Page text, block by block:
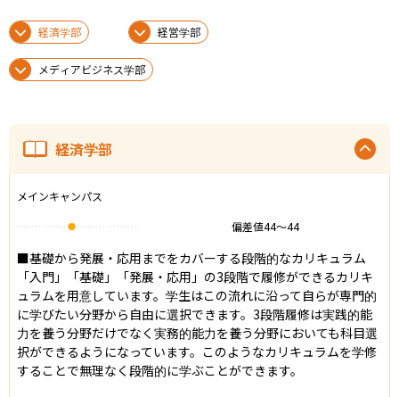
経済学部 経営学部
メディアビジネス学部
経済学部
メインキャンパス
偏差値44〜44
■基礎から発展・応用までをカバーする段階的なカリキュラム
「入門」「基礎」「発展・応用」の3段階で履修ができるカリキ
ュラムを用意しています。学生はこの流れに沿って自らが専門的
に学びたい分野から自由に選択できます。3段階履修は実践的能
力を養う分野だけでなく実務的能力を養う分野においても科目選
択ができるようになっています。このようなカリキュラムを学修
することで無理なく段階的に学ぶことができます。